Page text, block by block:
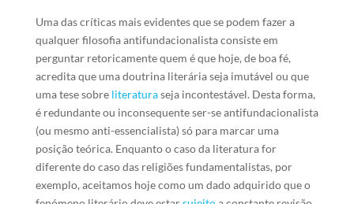
Uma das críticas mais evidentes que se podem fazer a
qualquer filosofia antifundacionalista consiste em
perguntar retoricamente quem é que hoje, de boa fé,
acredita que uma doutrina literária seja imutável ou que
uma tese sobre literaturaseja incontestável. Desta forma,
é redundante ou inconsequente ser-se antifundacionalista
(ou mesmo anti-essencialista) só para marcar uma
posição teórica. Enquanto o caso da literatura for
diferente do caso das religiões fundamentalistas, por
exemplo, aceitamos hoje como um dado adquirido que o